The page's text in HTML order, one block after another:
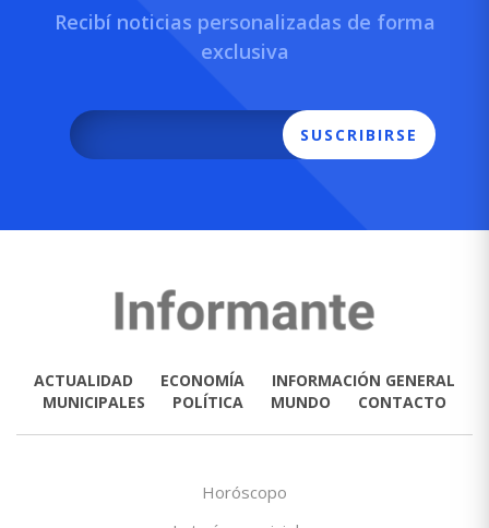
Recibí noticias personalizadas de forma
exclusiva
SUSCRIBIRSE
ACTUALIDAD ECONOMÍA
INFORMACIÓN GENERAL
MUNICIPALES
POLÍTICA MUNDO CONTACTO
Horóscopo